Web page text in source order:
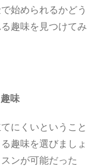
始められるかどう
趣味を見つけてみ
味
にくいということ
趣味を選びましょ
ンが可能だった